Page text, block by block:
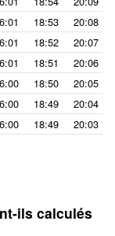
18:53
20:08
18:52
20:07
18:51
20:06
18:50
20:05
18:49
20:04
18:49 20:03
ils calculés